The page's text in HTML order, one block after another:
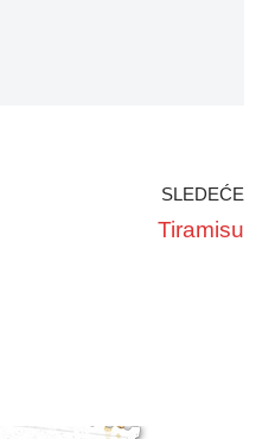
SLEDEĆE
Tiramisu